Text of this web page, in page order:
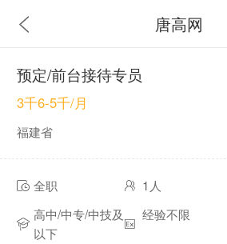
唐高网
预定/前台接待专员
3千6-5千/月
福建省
全职 1人
高中/中专/中技及
以下
经验不限